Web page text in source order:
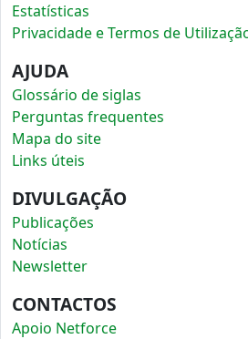
Estatísticas
Privacidade e Termos de
AJUDA
Glossário de siglas
Perguntas frequentes
Mapa do site
Links úteis
DIVULGAÇÃO
Publicações
Notícias
Newsletter
CONTACTOS
Apoio Netforce